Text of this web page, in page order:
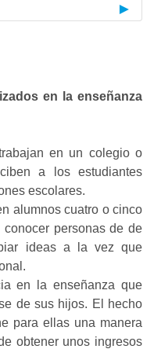
en la enseñanza
en un colegio o
a los estudiantes
escolares.
alumnos cuatro o cinco
personas de de
ideas a la vez que
en la enseñanza que
de sus hijos. El hecho
para ellas una manera
obtener unos ingresos